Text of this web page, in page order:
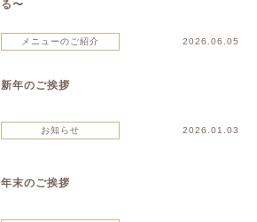
る〜
メニューのご紹介 2026.06.05
新年のご挨拶
お知らせ 2026.01.03
年末のご挨拶